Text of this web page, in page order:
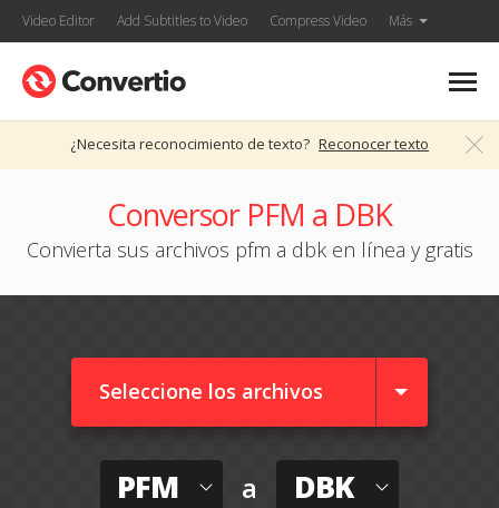
Video Editor Add Subtitles to Video Compress Video Más
¿Necesita reconocimiento de texto? Reconocer texto
Conversor PFM a DBK
Convierta sus archivos pfm a dbk en línea y gratis
Seleccione los archivos
PFM a DBK